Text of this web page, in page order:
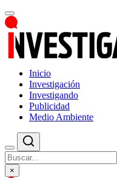
Inicio
Investigación
Investigando
Publicidad
Medio Ambiente
×